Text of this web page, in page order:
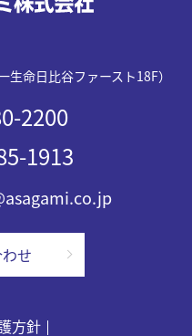
命日比谷ファースト18F）
2200
1913
せ
方針